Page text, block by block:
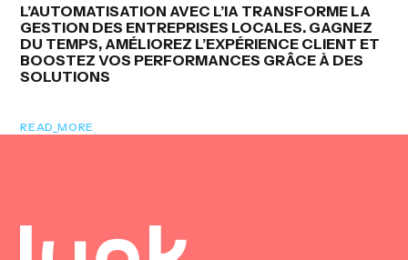
100
L’AUTOMATISATION AVEC L’IA TRANSFORME LA
GESTION DES ENTREPRISES LOCALES. GAGNEZ
DU TEMPS, AMÉLIOREZ L’EXPÉRIENCE CLIENT ET
BOOSTEZ VOS PERFORMANCES GRÂCE À DES
SOLUTIONS
READ_MORE